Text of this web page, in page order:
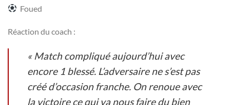
Foued
Réaction du coach :
« Match compliqué aujourd’hui avec
encore 1 blessé. L’adversaire ne s’est pas
créé d’occasion franche. On renoue avec
la victoire ce qui va nous faire du bien